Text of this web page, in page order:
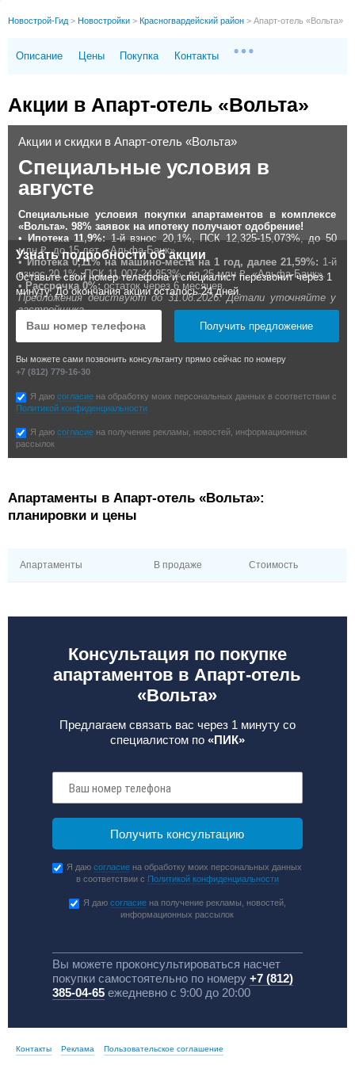
Новострой-Гид > Новостройки > Красногвардейский район > Апарт-отель «Вольта»
Описание Цены Покупка Контакты
Акции в Апарт-отель «Вольта»
Акции и скидки в Апарт-отель «Вольта»
Специальные условия в
августе
Специальные условия покупки апартаментов в комплексе
«Вольта». 98% заявок на ипотеку получают одобрение!
•Ипотека 11,9%:1-й взнос 20,1%, ПСК 12,325-15,073%, до 50
млн ₽, до 15 лет, «Альфа-Банк».
•Ипотека 0,11% на машино-места на 1 год, далее 21,59%: 1-й
взнос 20,1%, ПСК 11,007-24,853%, до 25 млн ₽, «Альфа-Банк».
• Рассрочка 0%: остаток через 6 месяцев.
Предложения действуют до 31.08.2026. Детали уточняйте у
застройщика.
Узнать подробности об акции
Оставьте свой номер телефона и специалист перезвонит через 1
минуту. До окончания акции осталось 24 дней.
Вы можете сами позвонить консультанту прямо сейчас по номеру
+7 (812) 779-16-30
Я даюсогласие на обработку моих персональных данных в соответствии с
Политикой конфиденциальности
Я даюсогласие на получение рекламы, новостей, информационных
рассылок
Апартаменты в Апарт-отель «Вольта»:
планировки и цены
Апартаменты В продаже Стоимость
Консультация по покупке
апартаментов в Апарт-отель
«Вольта»
Предлагаем связать вас через 1 минуту со
специалистом по «ПИК»
Я даюсогласие на обработку моих персональных данных
в соответствии с Политикой конфиденциальности
Я даю согласиена получение рекламы, новостей,
информационных рассылок
Вы можете проконсультироваться насчет
покупки самостоятельно по номеру +7 (812)
385-04-65ежедневно с 9:00 до 20:00
Контакты Реклама Пользовательское соглашение